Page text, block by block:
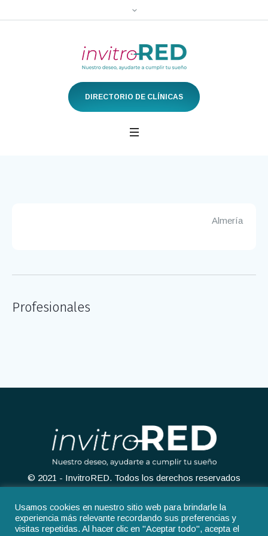
DIRECTORIO DE CLÍNICAS
Almería
Profesionales
© 2021 - InvitroRED. Todos los derechos reservados
Usamos cookies en nuestro sitio web para brindarle la
experiencia más relevante recordando sus preferencias y
visitas repetidas. Al hacer clic en "Aceptar todo", acepta el